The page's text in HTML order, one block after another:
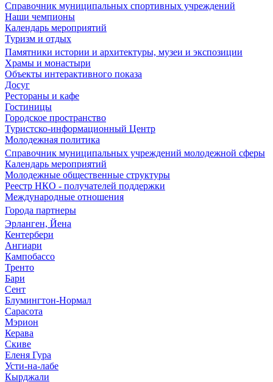
Справочник муниципальных спортивных учреждений
Наши чемпионы
Календарь мероприятий
Туризм и отдых
Памятники истории и архитектуры, музеи и экспозиции
Храмы и монастыри
Объекты интерактивного показа
Досуг
Рестораны и кафе
Гостиницы
Городское пространство
Туристско-информационный Центр
Молодежная политика
Справочник муниципальных учреждений молодежной сферы
Календарь мероприятий
Молодежные общественные структуры
Реестр НКО - получателей поддержки
Международные отношения
Города партнеры
Эрланген, Йена
Кентербери
Ангиари
Кампобассо
Тренто
Бари
Сент
Блумингтон-Нормал
Сарасота
Мэрион
Керава
Скиве
Еленя Гура
Усти-на-лабе
Кырджали